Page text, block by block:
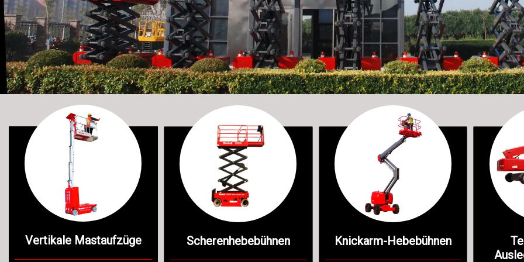
Vertikale Mastaufzüge Scherenhebebühnen Knickarm-Hebebühnen